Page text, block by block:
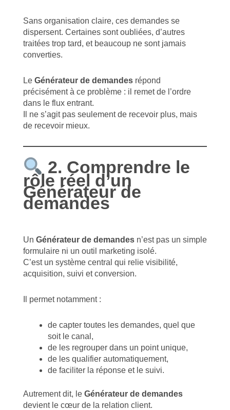
Sans organisation claire, ces demandes se
dispersent. Certaines sont oubliées, d’autres
traitées trop tard, et beaucoup ne sont jamais
converties.
Le Générateur de demandes répond
précisément à ce problème : il remet de l’ordre
dans le flux entrant.
Il ne s’agit pas seulement de recevoir plus, mais
de recevoir mieux.
2. Comprendre le
rôle réel d’un
Générateur de
demandes
Un Générateur de demandes n’est pas un simple
formulaire ni un outil marketing isolé.
C’est un système central qui relie visibilité,
acquisition, suivi et conversion.
Il permet notamment :
de capter toutes les demandes, quel que
soit le canal,
de les regrouper dans un point unique,
de les qualifier automatiquement,
de faciliter la réponse et le suivi.
Autrement dit, le Générateur de demandes
devient le cœur de la relation client.